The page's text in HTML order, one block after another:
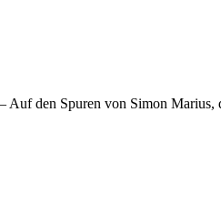
Auf den Spuren von Simon